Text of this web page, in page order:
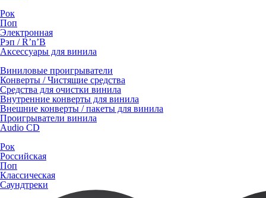
Рок
Поп
Электронная
Рэп / R’n’B
Аксессуары для винила
Виниловые проигрыватели
Конверты / Чистящие средства
Средства для очистки винила
Внутренние конверты для винила
Внешние конверты / пакеты для винила
Проигрыватели винила
Audio CD
Рок
Российская
Поп
Классическая
Саундтреки